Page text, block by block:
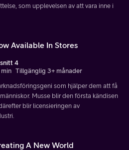
som upplevelsen av att vara inne i
Available In Stores
4
min Tillgänglig 3+ månader
som hjälper dem att få
Musse blir den första kändisen
blir licensieringen av
A New World